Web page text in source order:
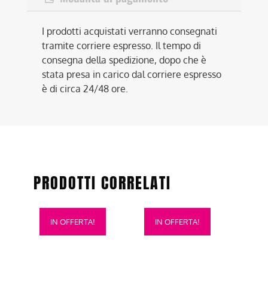
I prodotti acquistati verranno consegnati
tramite corriere espresso. Il tempo di
consegna della spedizione, dopo che è
stata presa in carico dal corriere espresso
è di circa 24/48 ore.
PRODOTTI CORRELATI
IN OFFERTA!
Questo
prodotto
IN OFFERTA!
Questo
prodotto